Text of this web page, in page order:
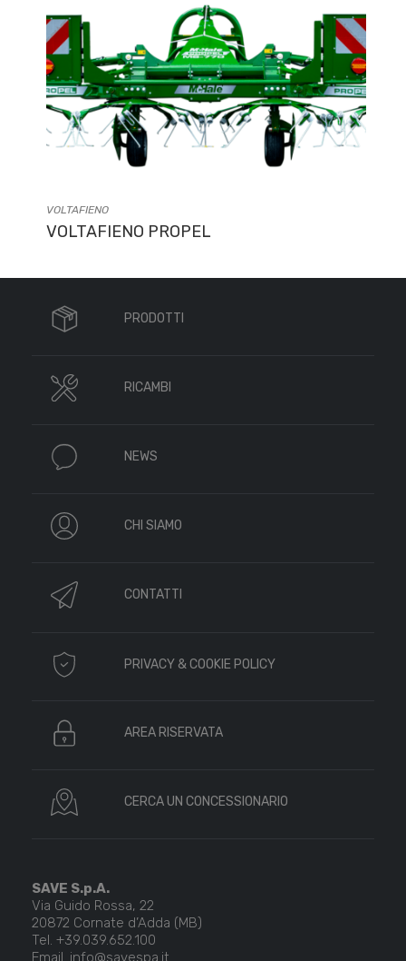
VOLTAFIENO
VOLTAFIENO PROPEL
PRODOTTI
RICAMBI
NEWS
CHI SIAMO
CONTATTI
PRIVACY & COOKIE POLICY
AREA RISERVATA
CERCA UN CONCESSIONARIO
SAVE S.p.A.
Via Guido Rossa, 22
20872 Cornate d’Adda (MB)
Tel. +39.039.652.100
Email. info@savespa.it